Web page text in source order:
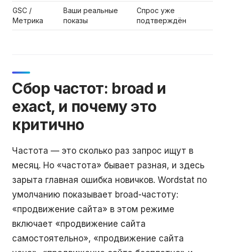
GSC /
Метрика
Ваши реальные
показы
Спрос уже
подтверждён
Сбор частот: broad и
exact, и почему это
критично
Частота — это сколько раз запрос ищут в
месяц. Но «частота» бывает разная, и здесь
зарыта главная ошибка новичков. Wordstat по
умолчанию показывает broad-частоту:
«продвижение сайта» в этом режиме
включает «продвижение сайта
самостоятельно», «продвижение сайта